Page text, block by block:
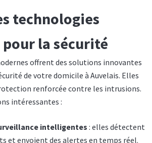
technologies
la sécurité
offrent des solutions innovantes
de votre domicile à Auvelais. Elles
renforcée contre les intrusions.
intéressantes :
intelligentes : elles détectent
et envoient des alertes en temps réel.